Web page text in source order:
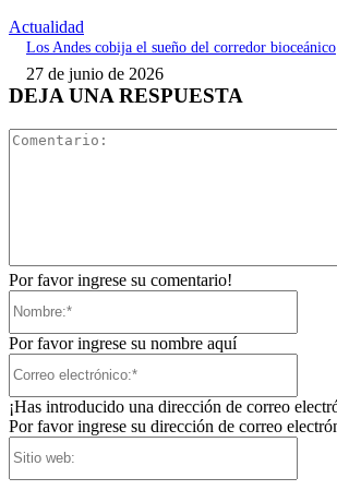
Actualidad
Los Andes cobija el sueño del corredor bioceánico
27 de junio de 2026
DEJA UNA RESPUESTA
Por favor ingrese su comentario!
Por favor ingrese su nombre aquí
¡Has introducido una dirección de correo
Por favor ingrese su dirección de correo